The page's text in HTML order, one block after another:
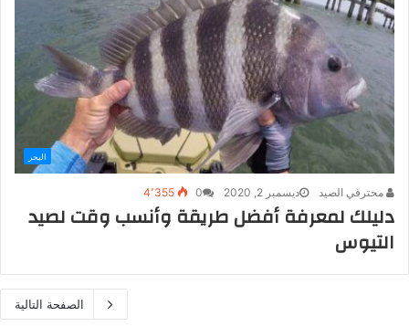
البحر
محترفي الصيد ديسمبر 2, 2020 0 4٬355
دليلك لمعرفة أفضل طريقة وأنسب وقت لصيد
التيوس
الصفحة التالية